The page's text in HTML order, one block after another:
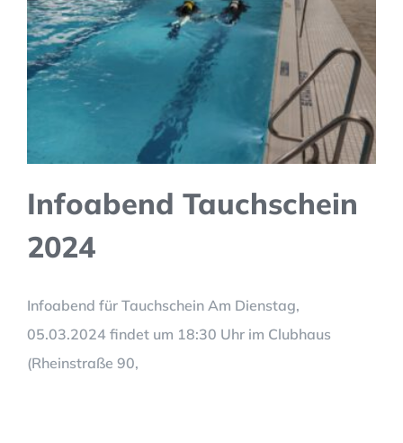
Infoabend Tauchschein
2024
Infoabend für Tauchschein Am Dienstag,
05.03.2024 findet um 18:30 Uhr im Clubhaus
(Rheinstraße 90,